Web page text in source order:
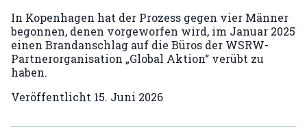
In Kopenhagen hat der Prozess gegen vier Männer
begonnen, denen vorgeworfen wird, im Januar 2025
einen Brandanschlag auf die Büros der WSRW-
Partnerorganisation „Global Aktion“ verübt zu
haben.
Veröffentlicht 15. Juni 2026